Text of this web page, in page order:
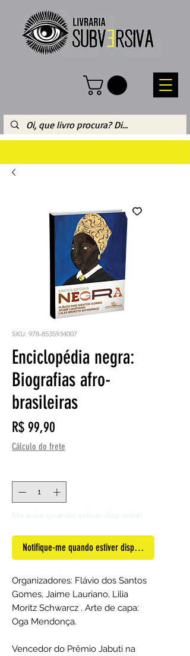
SKU: 978-8535934007
Enciclopédia negra:
Biografias afro-
brasileiras
R$ 99,90
Cálculo do frete
Me avise quando estiver disponível
Notifique-me quando estiver disponível
Organizadores: Flávio dos Santos
Gomes, Jaime Lauriano, Lilia
Moritz Schwarcz . Arte de capa:
Oga Mendonça.
Vencedor do Prêmio Jabuti na